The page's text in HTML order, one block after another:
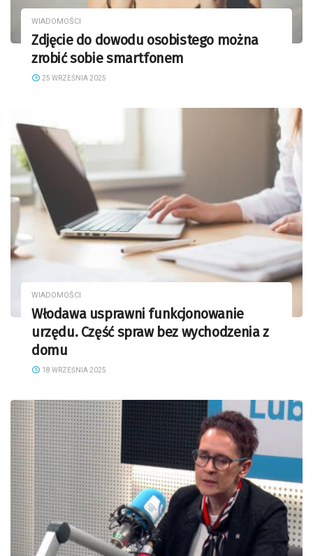
WIADOMOŚCI
Zdjęcie do dowodu osobistego można
zrobić sobie smartfonem
25 WRZEŚNIA 2025
WIADOMOŚCI
Włodawa usprawni funkcjonowanie
urzędu. Część spraw bez wychodzenia z
domu
18 WRZEŚNIA 2025